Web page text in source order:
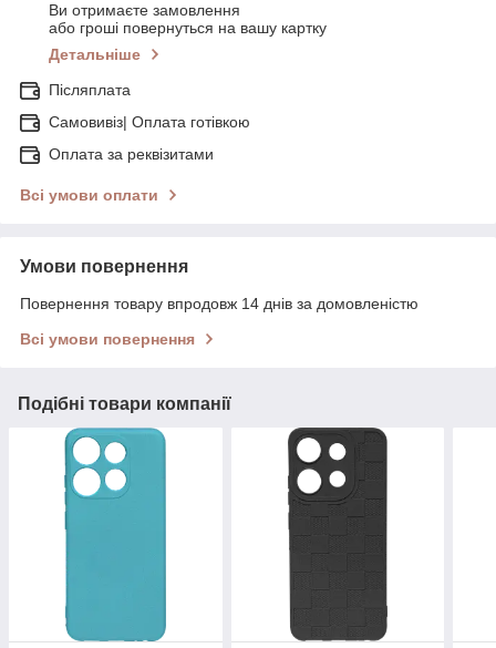
Ви отримаєте замовлення
або гроші повернуться на вашу картку
Детальніше
Післяплата
Самовивіз| Оплата готівкою
Оплата за реквізитами
Всі умови оплати
Умови повернення
Повернення товару впродовж 14 днів за домовленістю
Всі умови повернення
Подібні товари компанії